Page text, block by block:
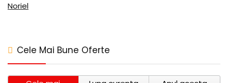
Noriel
Cele Mai Bune Oferte